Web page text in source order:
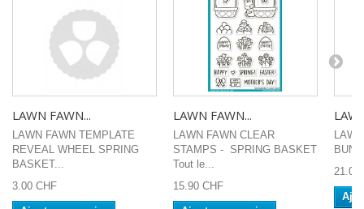
LAWN FAWN...
LAWN FAWN TEMPLATE
REVEAL WHEEL SPRING
BASKET...
3.00 CHF
LAWN FAWN...
LAWN FAWN CLEAR
STAMPS - SPRING BASKET
Tout le...
15.90 CHF
21.00